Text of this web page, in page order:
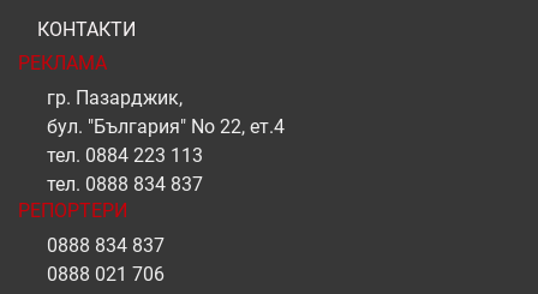
КОНТАКТИ
РЕКЛАМА
гр. Пазарджик,
бул. "България" No 22, ет.4
тел. 0884 223 113
тел. 0888 834 837
РЕПОРТЕРИ
0888 834 837
0888 021 706